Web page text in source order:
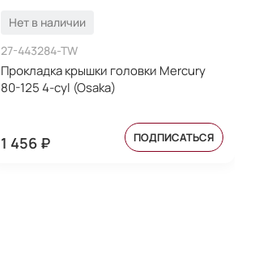
Нет в наличии
27-443284-TW
Прокладка крышки головки Mercury
80-125 4-cyl (Osaka)
1 456 ₽ ПОДПИСАТЬСЯ